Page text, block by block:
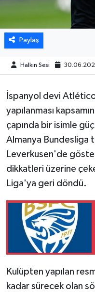
Paylaş
Halkın Sesi
İspanyol devi
yapılanması
çapında bir isimle
Almanya Bundesliga
Leverkusen'de
dikkatleri üzerine
Liga'ya geri döndü.
Kulüpten yapılan
kadar sürecek olan